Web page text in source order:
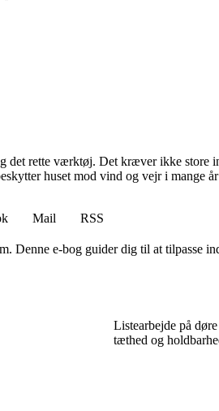
det rette værktøj. Det kræver ikke store
huset mod vind og vejr i mange
Mail
RSS
e-bog guider dig til at tilpasse
Listearbejde på
tæthed og